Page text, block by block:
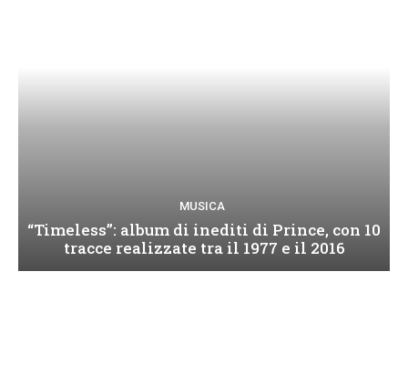
MUSICA
“Timeless”: album di inediti di Prince, con 10
tracce realizzate tra il 1977 e il 2016